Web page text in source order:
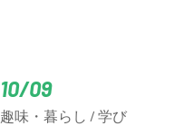
10/09
趣味・暮らし / 学び